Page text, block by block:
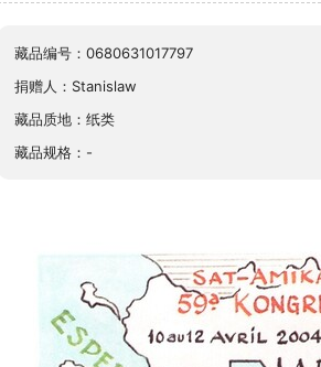
藏品编号：0680631017797
捐赠人：Stanislaw
藏品质地：纸类
藏品规格：-